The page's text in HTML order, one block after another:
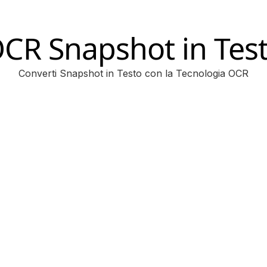
Snapshot in
Converti Snapshot in Testo con la Tecnologia OCR